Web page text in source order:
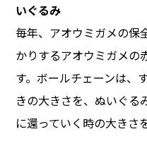
いぐるみ
毎年、アオウミガメの保
かりするアオウミガメの
す。ボールチェーンは、
きの大きさを、ぬいぐる
に還っていく時の大きさ